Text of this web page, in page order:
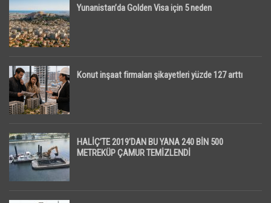
Yunanistan’da Golden Visa için 5 neden
Konut inşaat firmaları şikayetleri yüzde 127 arttı
HALİÇ’TE 2019’DAN BU YANA 240 BİN 500
METREKÜP ÇAMUR TEMİZLENDİ